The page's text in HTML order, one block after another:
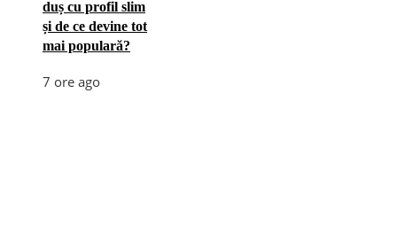
duș cu profil slim
și de ce devine tot
mai populară?
7 ore ago